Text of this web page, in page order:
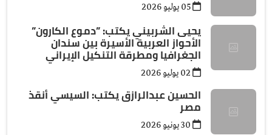
يحيى الشربيني يكتب: ”دموع الكارون”
الأحواز العربية الأسيرة بين سندان
الجغرافيا ومطرقة التنكيل الإيراني
الحسين عبدالرازق يكتب: السيسي أنقذ
مصر